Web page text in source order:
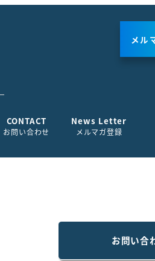
メル
CONTACT
お問い合わせ
News Letter
メルマガ登録
お問い合